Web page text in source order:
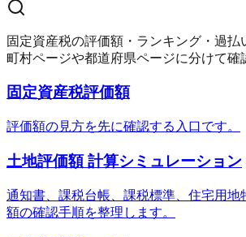
固定資産税の評価額・ランキング・過払
町村ページや都道府県ページに分けて確
固定資産税評価額
評価額の見方を先に確認する入口です。
土地評価額 計算シミュレーション
通知書、課税台帳、課税標準、住宅用地
額の確認手順を整理します。